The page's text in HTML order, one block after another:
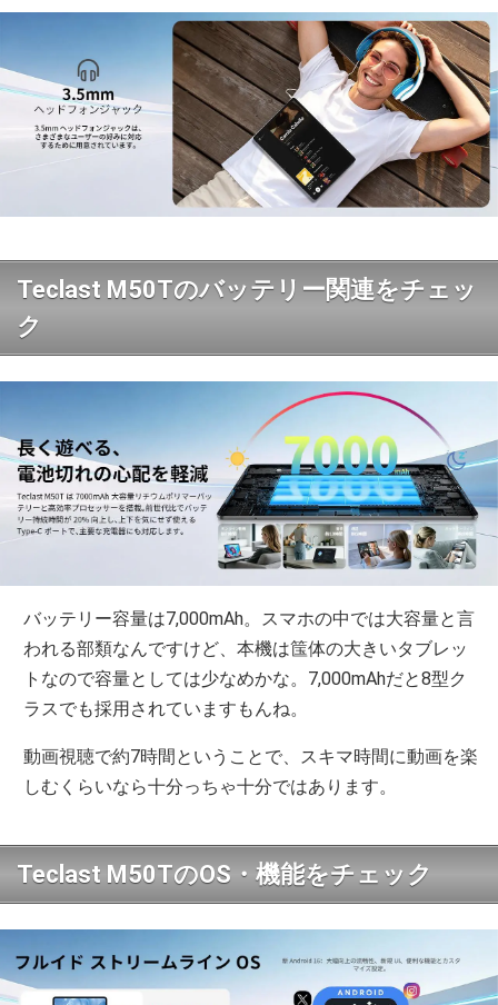
Teclast M50Tのバッテリー関連をチェッ
ク
バッテリー容量は7,000mAh。スマホの中では大容量と言
われる部類なんですけど、本機は筺体の大きいタブレッ
トなので容量としては少なめかな。7,000mAhだと8型ク
ラスでも採用されていますもんね。
動画視聴で約7時間ということで、スキマ時間に動画を楽
しむくらいなら十分っちゃ十分ではあります。
Teclast M50TのOS・機能をチェック